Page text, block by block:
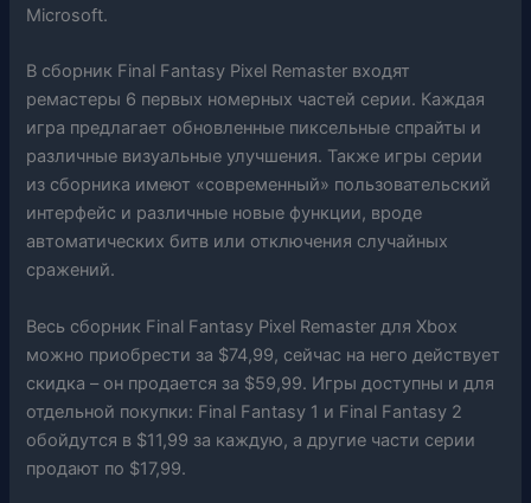
Microsoft.
В сборник Final Fantasy Pixel Remaster входят
ремастеры 6 первых номерных частей серии. Каждая
игра предлагает обновленные пиксельные спрайты и
различные визуальные улучшения. Также игры серии
из сборника имеют «современный» пользовательский
интерфейс и различные новые функции, вроде
автоматических битв или отключения случайных
сражений.
Весь сборник Final Fantasy Pixel Remaster для Xbox
можно приобрести за $74,99, сейчас на него действует
скидка – он продается за $59,99. Игры доступны и для
отдельной покупки: Final Fantasy 1 и Final Fantasy 2
обойдутся в $11,99 за каждую, а другие части серии
продают по $17,99.